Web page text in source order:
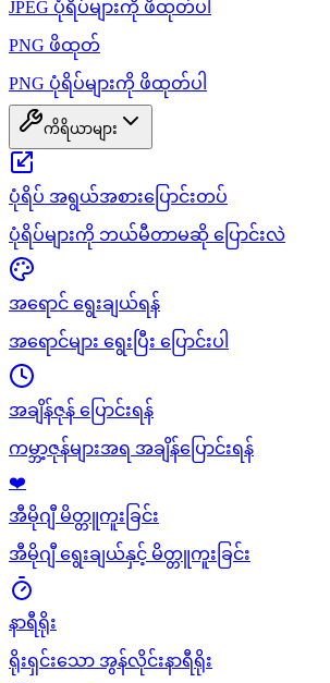
JPEG ပုံရိပ်များကို ဖိထုတ်ပါ
PNG ဖိထုတ်
PNG ပုံရိပ်များကို ဖိထုတ်ပါ
ကိရိယာများ
ပုံရိပ် အရွယ်အစားပြောင်းတပ်
ပုံရိပ်များကို ဘယ်မီတာမဆို ပြောင်းလဲ
အရောင် ရွေးချယ်ရန်
အရောင်များ ရွေးပြီး ပြောင်းပါ
အချိန်ဇုန် ပြောင်းရန်
ကမ္ဘာ့ဇုန်များအရ အချိန်ပြောင်းရန်
❤️
အီမိုဂျီ မိတ္တူကူးခြင်း
အီမိုဂျီ ရွေးချယ်နှင့် မိတ္တူကူးခြင်း
နာရီရိုး
ရိုးရှင်းသော အွန်လိုင်းနာရီရိုး